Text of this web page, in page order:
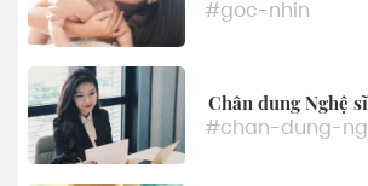
#goc-nhin
Chân dung Nghệ sĩ
#chan-dung-